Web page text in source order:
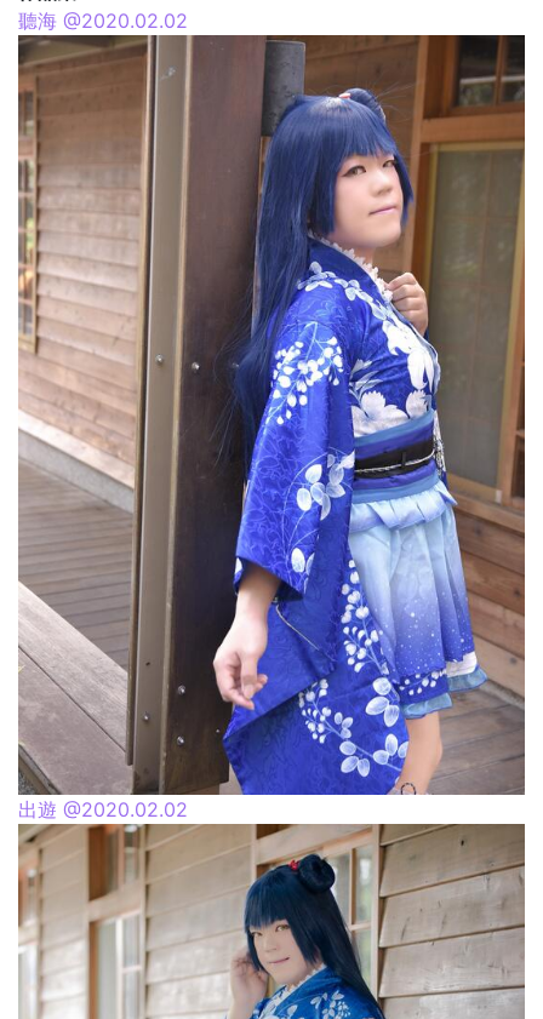
聽海 @2020.02.02
出遊 @2020.02.02